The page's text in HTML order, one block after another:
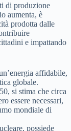
di produzione
aumenta, è
prodotta dalle
e impattando
affidabile,
globale.
si stima che circa
essere necessari,
mondiale di
possiede